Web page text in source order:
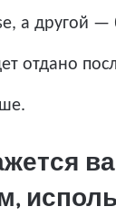
а другой —
отдано